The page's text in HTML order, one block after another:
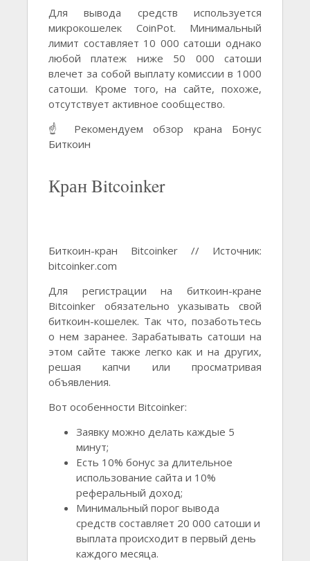
Для вывода средств используется
микрокошелек CoinPot. Минимальный
лимит составляет 10 000 сатоши однако
любой платеж ниже 50 000 сатоши
влечет за собой выплату комиссии в 1000
сатоши. Кроме того, на сайте, похоже,
отсутствует активное сообщество.
☝️ Рекомендуем обзор крана Бонус
Биткоин
Кран Bitcoinker
Биткоин-кран Bitcoinker // Источник:
bitcoinker.com
Для регистрации на биткоин-кране
Bitcoinker обязательно указывать свой
биткоин-кошелек. Так что, позаботьтесь
о нем заранее. Зарабатывать сатоши на
этом сайте также легко как и на других,
решая капчи или просматривая
объявления.
Вот особенности Bitcoinker:
Заявку можно делать каждые 5
минут;
Есть 10% бонус за длительное
использование сайта и 10%
реферальный доход;
Минимальный порог вывода
средств составляет 20 000 сатоши и
выплата происходит в первый день
каждого месяца.